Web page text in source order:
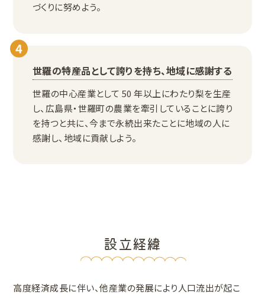
づくりに努めよう。
4
世羅の特産品として誇りを持ち、地域に感謝する
世羅の中心産業として 50 年以上にわたり梨を生産
し、広島県・世羅町の農業を牽引していることに誇り
を持つと共に、今まで永続出来たことに地域の人に
感謝し、地域に貢献しよう。
設立経緯
高度経済成長に伴い、他産業の発展により人口流出が起こ